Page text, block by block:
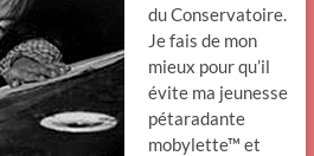
du Conservatoire.
Je fais de mon
mieux pour qu’il
évite ma jeunesse
pétaradante
mobylette™ et